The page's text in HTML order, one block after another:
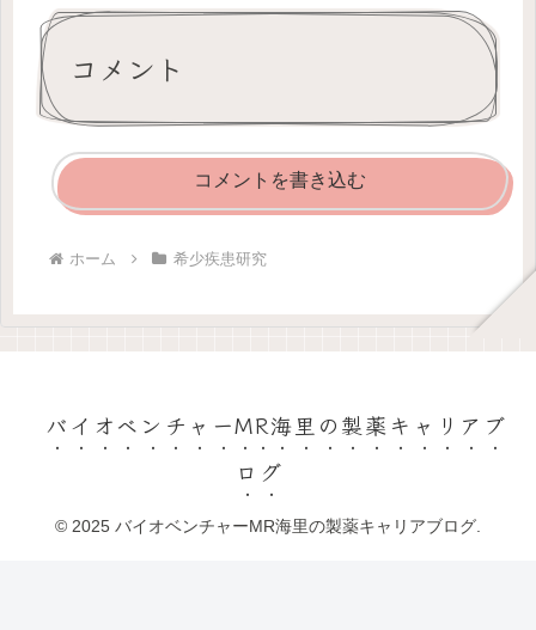
コメント
コメントを書き込む
ホーム 希少疾患研究
バイオベンチャーMR海里の製薬キャリアブ
ログ
© 2025 バイオベンチャーMR海里の製薬キャリアブログ.